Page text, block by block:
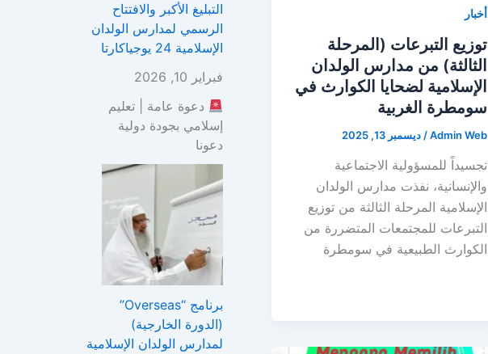
أخبار
توزيع التبرعات (المرحلة
الثالثة) من مدارس الولدان
الإسلامية لضحايا الكوارث في
سومطرة الغربية
Admin Web
/ديسمبر 13, 2025
تجسيداً للمسؤولية الاجتماعية
والإنسانية، نفذت مدارس الولدان
الإسلامية المرحلة الثالثة من توزيع
التبرعات للمجتمعات المتضررة من
الكوارث الطبيعية في سومطرة
التبليغ الأكبر والافتتاح
الرسمي لمدارس الولدان
الإسلامية 24 يوجياكارتا
فبراير 10, 2026
دعوة عامة | تعليم
إسلامي بجودة دولية
دعونا
برنامج “Overseas”
(الدورة الخارجية)
لمدارس الولدان الإسلامية